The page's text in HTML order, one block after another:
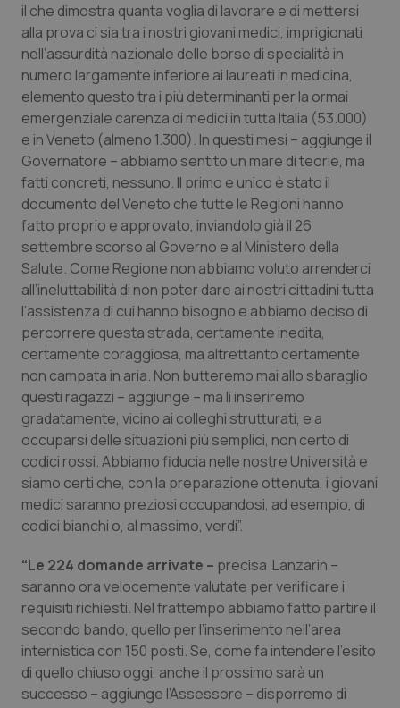
Provincia Autonoma di Trento
Puglia
Sardegna
Sicilia
Toscana
Umbria
Valle D’Aosta
Veneto
Ipertensione & Scompenso
Malattie rare
Malattia di Crohn & Rettocolite Ulcerosa
Neuroscienze & patologie neurodegenerative
Obesità
Oftalmologia
Oncodermatologia
Oncoematologia
Oncologia & Nutrizione
Psoriasi & pelle
Quotidiano Cardiologia
Quotidiano Oncologia
Quotidiano Pediatria
Rene & patologie urogenitali
il che dimostra quanta voglia di lavorare e di mettersi
alla prova ci sia tra i nostri giovani medici, imprigionati
nell’assurdità nazionale delle borse di specialità in
numero largamente inferiore ai laureati in medicina,
elemento questo tra i più determinanti per la ormai
emergenziale carenza di medici in tutta Italia (53.000)
e in Veneto (almeno 1.300). In questi mesi – aggiunge il
Governatore – abbiamo sentito un mare di teorie, ma
fatti concreti, nessuno. Il primo e unico è stato il
documento del Veneto che tutte le Regioni hanno
fatto proprio e approvato, inviandolo già il 26
settembre scorso al Governo e al Ministero della
Salute. Come Regione non abbiamo voluto arrenderci
all’ineluttabilità di non poter dare ai nostri cittadini tutta
l’assistenza di cui hanno bisogno e abbiamo deciso di
percorrere questa strada, certamente inedita,
certamente coraggiosa, ma altrettanto certamente
non campata in aria. Non butteremo mai allo sbaraglio
questi ragazzi – aggiunge – ma li inseriremo
gradatamente, vicino ai colleghi strutturati, e a
occuparsi delle situazioni più semplici, non certo di
codici rossi. Abbiamo fiducia nelle nostre Università e
siamo certi che, con la preparazione ottenuta, i giovani
medici saranno preziosi occupandosi, ad esempio, di
codici bianchi o, al massimo, verdi”.
“Le 224 domande arrivate – precisa Lanzarin –
saranno ora velocemente valutate per verificare i
requisiti richiesti. Nel frattempo abbiamo fatto partire il
secondo bando, quello per l’inserimento nell’area
internistica con 150 posti. Se, come fa intendere l’esito
di quello chiuso oggi, anche il prossimo sarà un
successo – aggiunge l’Assessore – disporremo di